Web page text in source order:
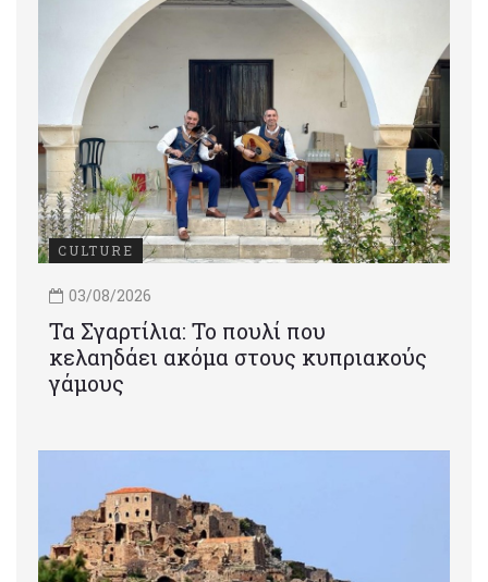
CULTURE
03/08/2026
Τα Σγαρτίλια: Το πουλί που
κελαηδάει ακόμα στους κυπριακούς
γάμους